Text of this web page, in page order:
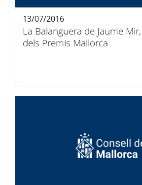
La Balanguera de Jaume
dels Premis Mallorca
13/07/2016